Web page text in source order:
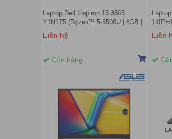
Laptop Dell Inspiron 15 3505
Y1N1T5 (Ryzen™ 5-3500U | 8GB |
512GB | AMD Radeon™ | 15.6 inch
FHD | Win 10 | Office Home | Đen)
Liên hệ
Còn hàng
Ultra 5
Liên